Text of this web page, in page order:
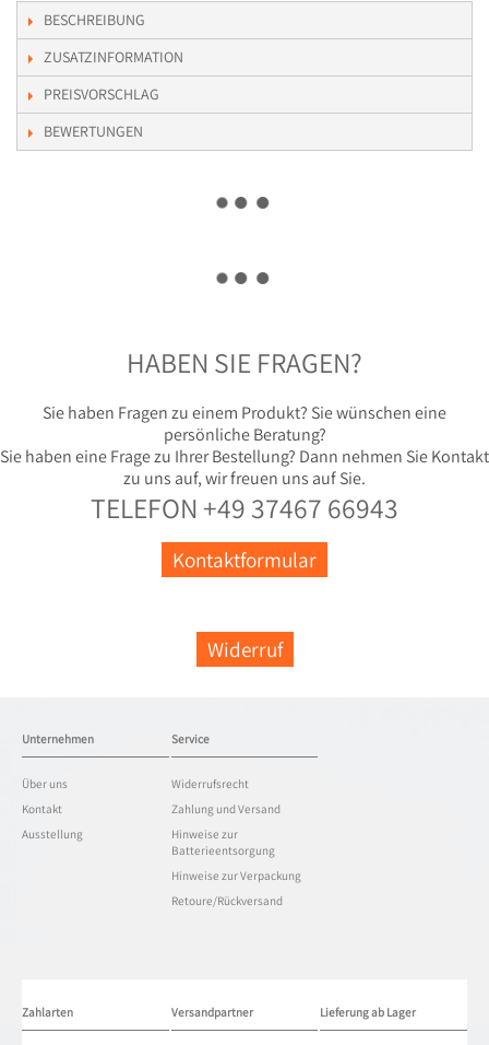
BESCHREIBUNG
ZUSATZINFORMATION
PREISVORSCHLAG
BEWERTUNGEN
HABEN SIE FRAGEN?
Sie haben Fragen zu einem Produkt? Sie wünschen eine
persönliche Beratung?
Sie haben eine Frage zu Ihrer Bestellung? Dann nehmen Sie Kontakt
zu uns auf, wir freuen uns auf Sie.
TELEFON +49 37467 66943
Kontaktformular
Widerruf
Unternehmen
Über uns
Kontakt
Ausstellung
Service
Widerrufsrecht
Zahlung und Versand
Hinweise zur
Batterieentsorgung
Hinweise zur Verpackung
Retoure/Rückversand
Zahlarten Versandpartner Lieferung ab Lager